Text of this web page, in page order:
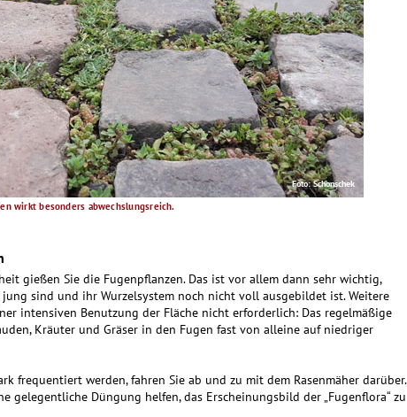
Foto: Schonschek
wirkt besonders ­abwechslungsreich.
gießen Sie die Fugenpflanzen. Das ist vor allem dann sehr wichtig,
sind und ihr Wurzelsystem noch nicht voll ausgebildet ist. Weitere
intensiven Benutzung der Fläche nicht erforderlich: Das regelmäßige
Kräuter und Gräser in den Fugen fast von alleine auf niedriger
frequentiert werden, fahren Sie ab und zu mit dem Rasenmäher darüber.
gelegentliche Düngung helfen, das Erscheinungsbild der „Fugenflora“ zu